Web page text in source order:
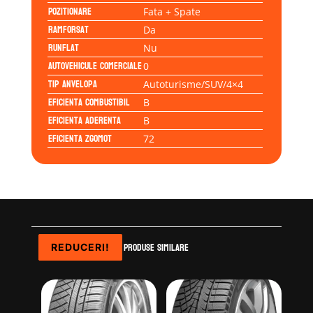
Pozitionare Fata + Spate
Ramforsat Da
Runflat Nu
Autovehicule comerciale0
Tip anvelopa Autoturisme/SUV/4×4
Eficienta Combustibil B
Eficienta Aderenta B
Eficienta Zgomot 72
Produse similare
REDUCERI!
REDUCERI!
REDUCERI!
REDUCERI!